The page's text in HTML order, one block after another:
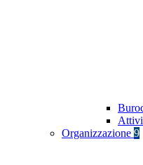
Organizzazione 9